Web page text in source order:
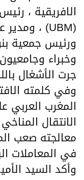
الافريقية ،
ورئيس جمعية
وخبراء
جرت الأشغال
وفي كلمته
المغرب العربي
الانتقال
معالجته صعب
في المعاملات
وأكد السيد